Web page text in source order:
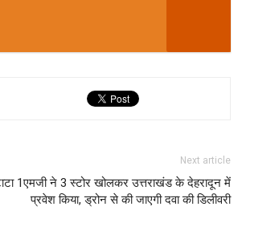
Next article
1एमजी ने 3 स्टोर खोलकर उत्तराखंड के देहरादून में
प्रवेश किया, ड्रोन से की जाएगी दवा की डिलीवरी